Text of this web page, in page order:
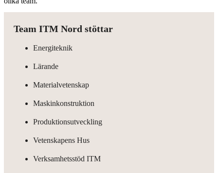
Team ITM Nord stöttar
Energiteknik
Lärande
Materialvetenskap
Maskinkonstruktion
Produktionsutveckling
Vetenskapens Hus
Verksamhetsstöd ITM